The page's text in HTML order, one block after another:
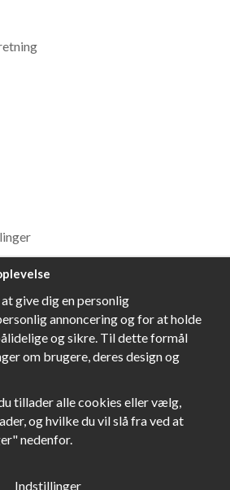
spændende nye produkter!
give dig en personlig
annoncering og for at holde
og sikre. Til dette formål
om brugere, deres design og
tillader alle cookies eller vælg,
og hvilke du vil slå fra ved at
nedenfor.
Indstillinger